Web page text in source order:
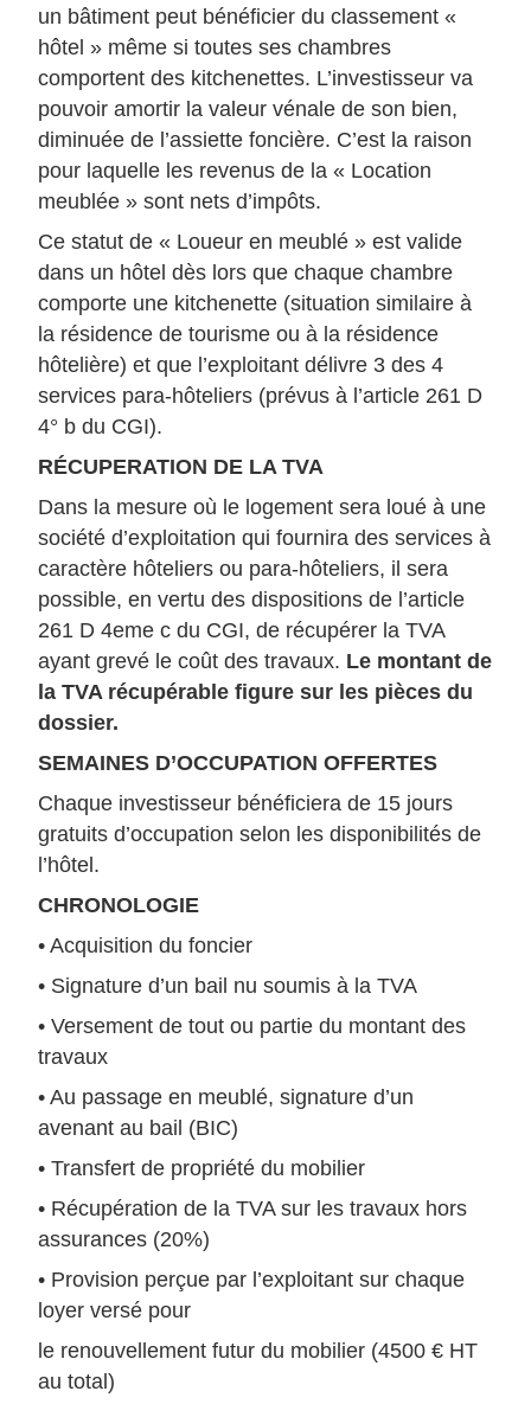
un bâtiment peut bénéficier du classement «
hôtel » même si toutes ses chambres
comportent des kitchenettes. L’investisseur va
pouvoir amortir la valeur vénale de son bien,
diminuée de l’assiette foncière. C’est la raison
pour laquelle les revenus de la « Location
meublée » sont nets d’impôts.
Ce statut de « Loueur en meublé » est valide
dans un hôtel dès lors que chaque chambre
comporte une kitchenette (situation similaire à
la résidence de tourisme ou à la résidence
hôtelière) et que l’exploitant délivre 3 des 4
services para-hôteliers (prévus à l’article 261 D
4° b du CGI).
RÉCUPERATION DE LA TVA
Dans la mesure où le logement sera loué à une
société d’exploitation qui fournira des services à
caractère hôteliers ou para-hôteliers, il sera
possible, en vertu des dispositions de l’article
261 D 4eme c du CGI, de récupérer la TVA
ayant grevé le coût des travaux. Le montant de
la TVA récupérable figure sur les pièces du
dossier.
SEMAINES D’OCCUPATION OFFERTES
Chaque investisseur bénéficiera de 15 jours
gratuits d’occupation selon les disponibilités de
l’hôtel.
CHRONOLOGIE
• Acquisition du foncier
• Signature d’un bail nu soumis à la TVA
• Versement de tout ou partie du montant des
travaux
• Au passage en meublé, signature d’un
avenant au bail (BIC)
• Transfert de propriété du mobilier
• Récupération de la TVA sur les travaux hors
assurances (20%)
• Provision perçue par l’exploitant sur chaque
loyer versé pour
le renouvellement futur du mobilier (4500 € HT
au total)